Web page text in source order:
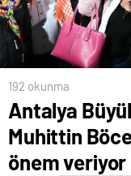
192 okunma
Antalya
Muhittin
önem veriyor